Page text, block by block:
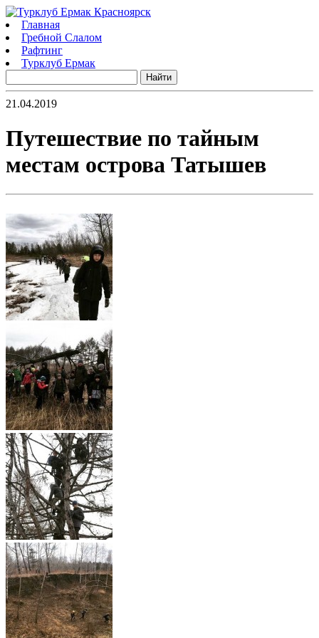
Главная
Гребной Слалом
Рафтинг
Турклуб Ермак
21.04.2019
Путешествие по тайным
местам острова Татышев